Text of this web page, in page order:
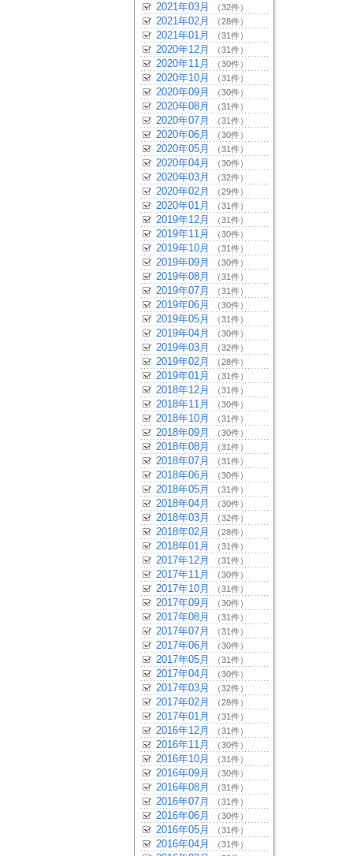
2021年03月 （32件）
2021年02月 （28件）
2021年01月 （31件）
2020年12月 （31件）
2020年11月 （30件）
2020年10月 （31件）
2020年09月 （30件）
2020年08月 （31件）
2020年07月 （31件）
2020年06月 （30件）
2020年05月 （31件）
2020年04月 （30件）
2020年03月 （32件）
2020年02月 （29件）
2020年01月 （31件）
2019年12月 （31件）
2019年11月 （30件）
2019年10月 （31件）
2019年09月 （30件）
2019年08月 （31件）
2019年07月 （31件）
2019年06月 （30件）
2019年05月 （31件）
2019年04月 （30件）
2019年03月 （32件）
2019年02月 （28件）
2019年01月 （31件）
2018年12月 （31件）
2018年11月 （30件）
2018年10月 （31件）
2018年09月 （30件）
2018年08月 （31件）
2018年07月 （31件）
2018年06月 （30件）
2018年05月 （31件）
2018年04月 （30件）
2018年03月 （32件）
2018年02月 （28件）
2018年01月 （31件）
2017年12月 （31件）
2017年11月 （30件）
2017年10月 （31件）
2017年09月 （30件）
2017年08月 （31件）
2017年07月 （31件）
2017年06月 （30件）
2017年05月 （31件）
2017年04月 （30件）
2017年03月 （32件）
2017年02月 （28件）
2017年01月 （31件）
2016年12月 （31件）
2016年11月 （30件）
2016年10月 （31件）
2016年09月 （30件）
2016年08月 （31件）
2016年07月 （31件）
2016年06月 （30件）
2016年05月 （31件）
2016年04月 （31件）